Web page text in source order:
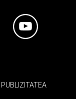
PUBLIZITATEA